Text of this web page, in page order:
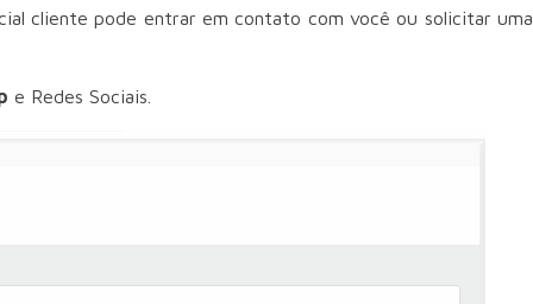
cliente pode entrar em contato com você ou solicitar uma
e Redes Sociais.